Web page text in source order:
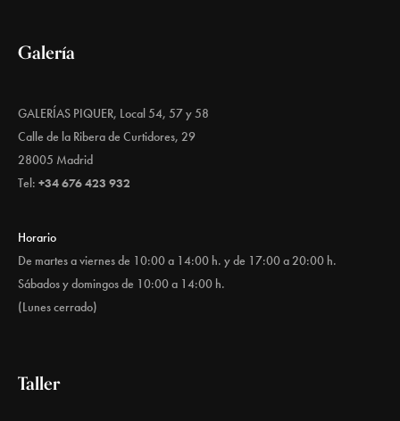
Galería
GALERÍAS PIQUER, Local 54, 57 y 58
Calle de la Ribera de Curtidores, 29
28005 Madrid
Tel: +34 676 423 932
Horario
De martes a viernes de 10:00 a 14:00 h. y de 17:00 a 20:00 h.
Sábados y domingos de 10:00 a 14:00 h.
(Lunes cerrado)
Taller